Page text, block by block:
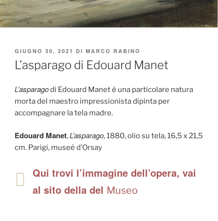
PUBBLICATO
IL
GIUGNO 30, 2021 DI MARCO RABINO
L’asparago di Edouard Manet
L’asparagodi Edouard Manet è una particolare natura
morta del maestro impressionista dipinta per
accompagnare la tela madre.
Edouard Manet,L’asparago, 1880, olio su tela, 16,5 x 21,5
cm. Parigi, museé d’Orsay
Qui trovi l’immagine dell’opera, vai
al sito della del Museo